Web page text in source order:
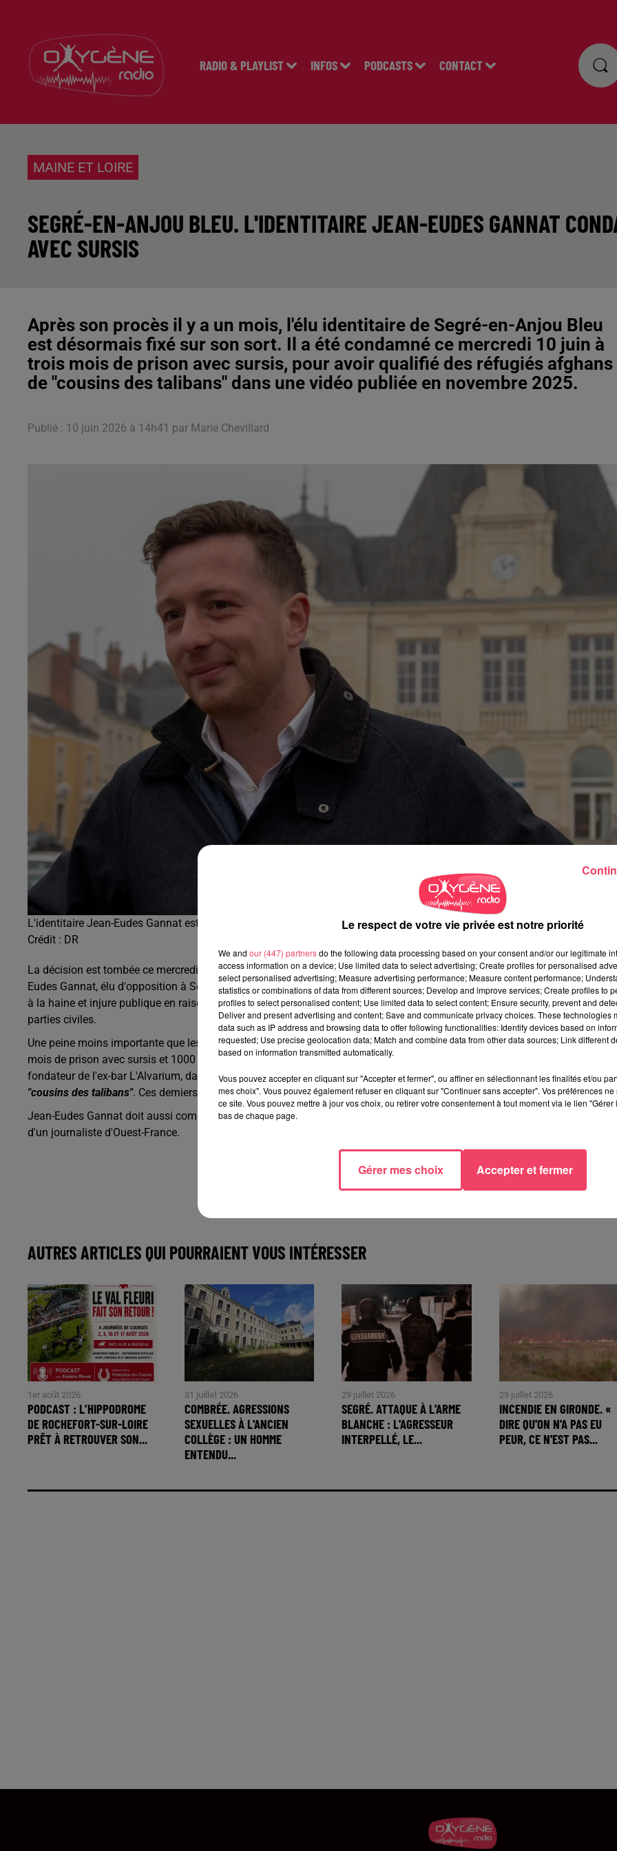
RADIO & PLAYLIST INFOS PODCASTS CONTACT
MAINE ET LOIRE
SEGRÉ-EN-ANJOU BLEU. L'IDENTITAIRE JEAN-EUDES GANNAT
AVEC SURSIS
Après son procès il y a un mois, l'élu identitaire de Segré-en-Anjou Bleu
est désormais fixé sur son sort. Il a été condamné ce mercredi 10 juin à
trois mois de prison avec sursis, pour avoir qualifié des réfugiés afghans
de "cousins des talibans" dans une vidéo publiée en novembre 2025.
Publié : 10 juin 2026 à 14h41 par Marie Chevillard
L'identitaire Jean-Eudes Gannat est élu dans l'opposition à Segré-en-Anjou Bleu.
Crédit : DR
La décision est tombée ce mercredi 10 juin, un mois après son procès au tribunal correctionnel d'Angers. L'identitaire
Eudes Gannat, élu d'opposition à Segré-en-Anjou Bleu, a été condamné àtrois mois de prison avec sursis, pour
à la haine et injure publique en raison de l’origine, l’ethnie, la nation, la race ou la religion. Il devra également indemniser
parties civiles.
Une peine moins importante que les
réquisitions du procureurde la République Eric Bouillard, qui avait demandé quatre
mois de prison avec sursis et 1000 euros d'amende. En cause : la publication d'une vidéo sur les réseaux sociaux du co-
fondateur de l'ex-bar L'Alvarium, dans laquelleil filmait des réfugiés afghans devant le Leclerc de Segré et les qualifiait
"cousins des talibans". Ces derniers, aidés par des associations locales, avaient porté plainte.
Jean-Eudes Gannat doit aussi comparaître devant la cour d'appel de Rennes pour diffamation et injure raciste à l'encontre
d'un journaliste d'Ouest-France.
AUTRES ARTICLES QUI POURRAIENT VOUS INTÉRESSER
1er août 2026
PODCAST : L’HIPPODROME
DE ROCHEFORT-SUR-LOIRE
PRÊT À RETROUVER SON...
31 juillet 2026
COMBRÉE. AGRESSIONS
SEXUELLES À L'ANCIEN
COLLÈGE : UN HOMME
ENTENDU...
29 juillet 2026
SEGRÉ. ATTAQUE À L'ARME
BLANCHE : L'AGRESSEUR
INTERPELLÉ, LE...
29 juillet 2026
INCENDIE EN GIRONDE. «
DIRE QU'ON N'A PAS EU
PEUR, CE N'EST PAS...
Le respect de votre vie privée est notre priorité
We and our (447) partnersdo the following data processing based on your consent and/or our legitimate
access information on a device; Use limited data to select advertising; Create profiles for personalised
select personalised advertising; Measure advertising performance; Measure content performance;
statistics or combinations of data from different sources; Develop and improve services; Create profiles to
profiles to select personalised content; Use limited data to select content; Ensure security, prevent and
Deliver and present advertising and content; Save and communicate privacy choices. These technologies
data such as IP address and browsing data to offer following functionalities: Identify devices based on
requested; Use precise geolocation data; Match and combine data from other data sources; Link different
based on information transmitted automatically.
Vous pouvez accepter en cliquant sur "Accepter et fermer", ou affiner en sélectionnant les finalités et/ou
mes choix". Vous pouvez également refuser en cliquant sur "Continuer sans accepter". Vos préférences
ce site. Vous pouvez mettre à jour vos choix, ou retirer votre consentement à tout moment via le lien
bas de chaque page.
Gérer mes choix Accepter et fermer